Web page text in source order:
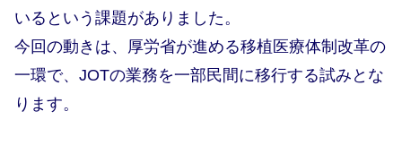
いるという課題がありました。
今回の動きは、厚労省が進める移植医療体制改革の
一環で、JOTの業務を一部民間に移行する試みとな
ります。